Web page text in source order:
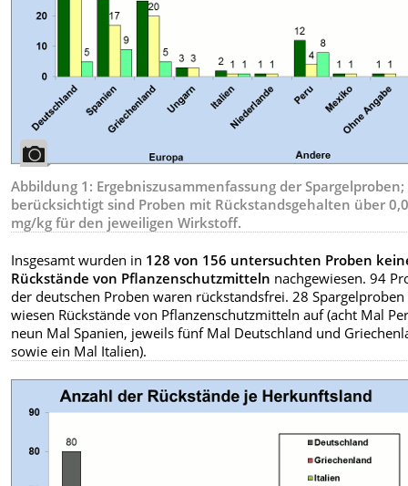
Abbildung 1: Ergebniszusammenfassung der Spargelproben;
berücksichtigt sind Proben mit Rückstandsgehalten über
mg/kg für den jeweiligen Wirkstoff.
Insgesamt wurden in 128 von 156 untersuchten Proben
Rückstände von Pflanzenschutzmitteln nachgewiesen. 94
der deutschen Proben waren rückstandsfrei. 28 Spargelproben
wiesen Rückstände von Pflanzenschutzmitteln auf (acht Mal
neun Mal Spanien, jeweils fünf Mal Deutschland und
sowie ein Mal Italien).